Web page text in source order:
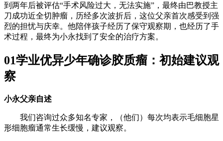
到两年后被评估“手术风险过大，无法实施”，最终由巴教授主
刀成功近全切肿瘤，历经多次波折后，这位父亲首次感受到强
烈的担忧与庆幸。他陪伴孩子经历了保守观察期，也经历了手
术过程，最终为小永找到了安全的治疗方案。
01学业优异少年确诊胶质瘤：初始建议观
察
小永父亲自述
我们咨询过众多知名专家，（他们）每次均表示毛细胞星
形细胞瘤通常生长缓慢，建议观察。